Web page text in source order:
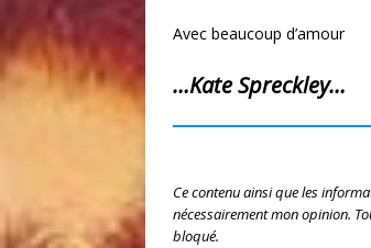
Avec beaucoup d’amour
…Kate Spreckley…
Ce contenu ainsi que les
nécessairement mon opinion.
bloqué.